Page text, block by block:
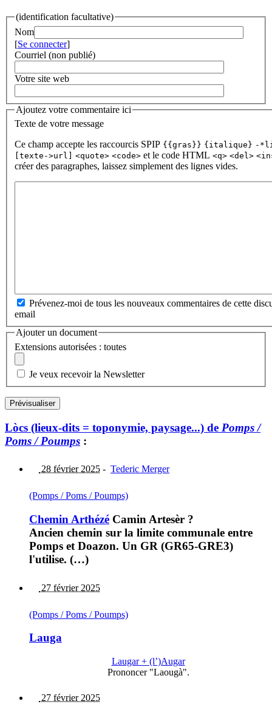
(identification facultative)
Nom
[Se connecter]
Courriel (non publié)
Votre site web
Ajoutez votre commentaire ici
Texte de votre message
Ce champ accepte les raccourcis SPIP {{gras}} {italique} -
[texte->url]
<quote> <code> et le code HTML <q> <del>
créer des paragraphes, laissez simplement des lignes vides.
Prévenez-moi de tous les nouveaux commentaires de cette
email
Ajouter un document
Extensions autorisées : toutes
Je veux recevoir la Newsletter
Lòcs (lieux-dits = toponymie, paysage...) de Pomps /
Poms / Poumps :
28 février 2025 - Tederic Merger
(Pomps / Poms / Poumps)
Chemin Arthézé Camin Artesèr ?
Ancien chemin sur la limite communale entre
Pomps et Doazon. Un GR (GR65-GRE3)
l'utilise. (…)
27 février 2025
(Pomps / Poms / Poumps)
Lauga
Laugar + (l’)Augar
Prononcer "Laougà".
27 février 2025